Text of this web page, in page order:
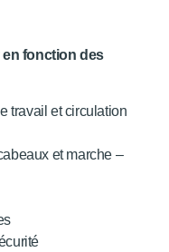
fonction des
travail et circulation
et marche –